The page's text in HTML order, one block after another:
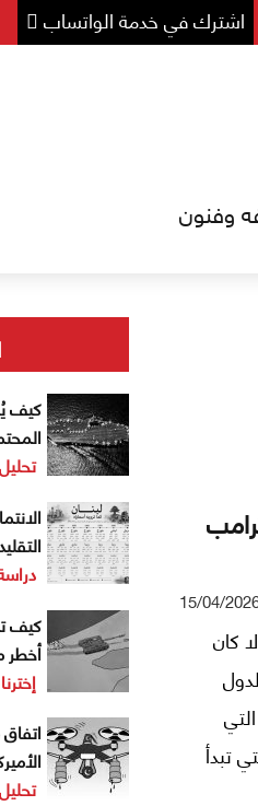
اشترك في خدمة الواتساب
وفنون
15/04/
كان
تبدأ
كيف
تحليل
كيف
أخطر
تحليل